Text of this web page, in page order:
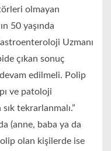
olmayan
50 yaşında
Uzmanı
çıkan sonuç
edilmeli. Polip
ve patoloji
tekrarlanmalı.”
(anne, baba ya da
olan kişilerde ise